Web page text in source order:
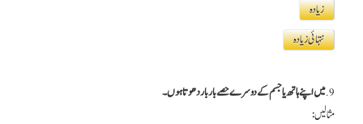
زیادہ
نتہائی زیادہ
9.میں اپنے ہاتھ یا جسم کے دوسرے حصے بار بار دھوتا ہوں۔
مثالیں: